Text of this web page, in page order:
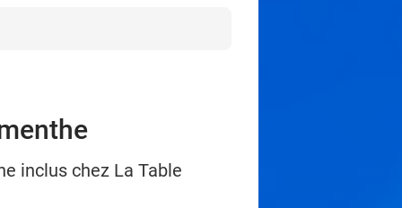
inclus chez La Table